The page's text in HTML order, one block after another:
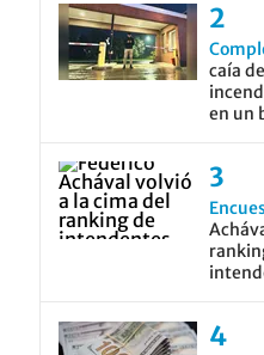
caía
en un